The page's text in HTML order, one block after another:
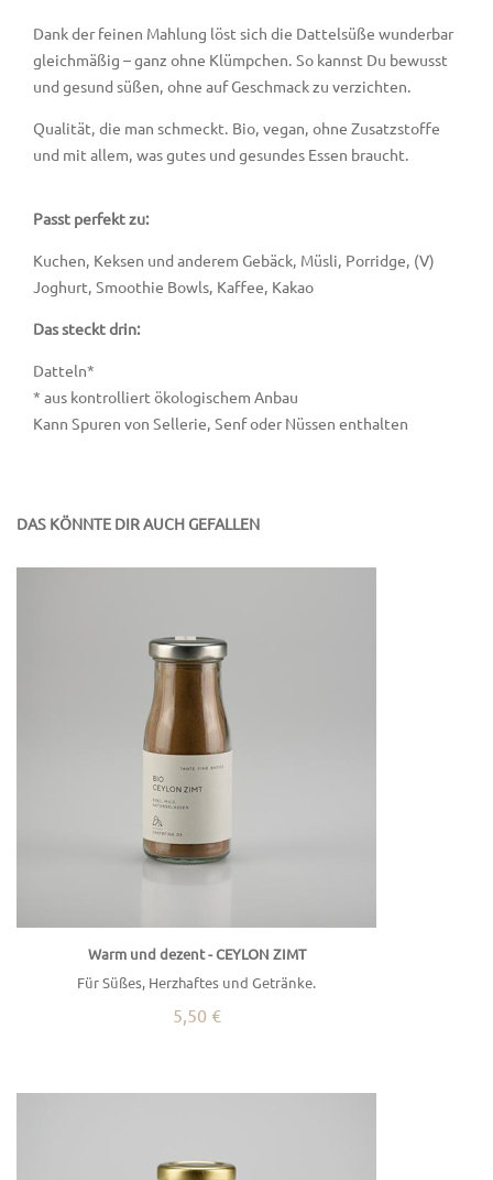
Dank der feinen Mahlung löst sich die Dattelsüße wunderbar
gleichmäßig – ganz ohne Klümpchen. So kannst Du bewusst
und gesund süßen, ohne auf Geschmack zu verzichten.
Qualität, die man schmeckt. Bio, vegan, ohne Zusatzstoffe
und mit allem, was gutes und gesundes Essen braucht.
Passt perfekt zu:
Kuchen, Keksen und anderem Gebäck, Müsli, Porridge, (V)
Joghurt, Smoothie Bowls, Kaffee, Kakao
Das steckt drin:
Datteln*
* aus kontrolliert ökologischem Anbau
Kann Spuren von Sellerie, Senf oder Nüssen enthalten
DAS KÖNNTE DIR AUCH GEFALLEN
Warm und dezent - CEYLON ZIMT
Für Süßes, Herzhaftes und Getränke.
5,50 €